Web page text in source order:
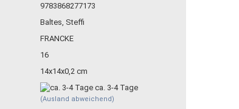
9783868277173
Baltes, Steffi
FRANCKE
16
14x14x0,2 cm
ca. 3-4 Tage
(Ausland abweichend)